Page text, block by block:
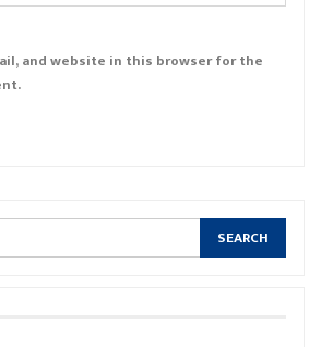
and website in this browser for the